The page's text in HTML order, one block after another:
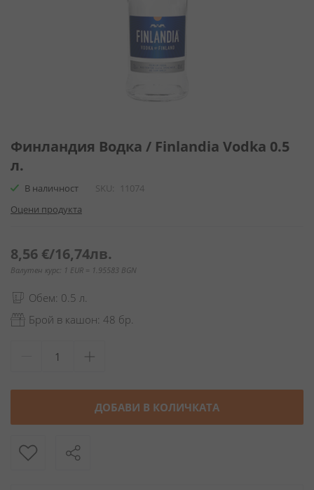
към
на
галерия
снимки
Финландия Водка / Finlandia Vodka 0.5
л.
В наличност SKU
11074
Оцени продукта
8,56 €/16,74лв.
Валутен курс: 1 EUR = 1.95583 BGN
Обем: 0.5 л.
Брой в кашон: 48 бр.
ДОБАВИ В КОЛИЧКАТА